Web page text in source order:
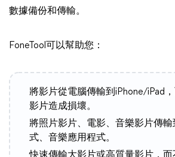
數據備份和傳輸。
FoneTool可以幫助您：
將影片從電腦傳輸到iPhone/iPad
影片造成損壞。
將照片影片、電影、音樂影片傳
式、音樂應用程式。